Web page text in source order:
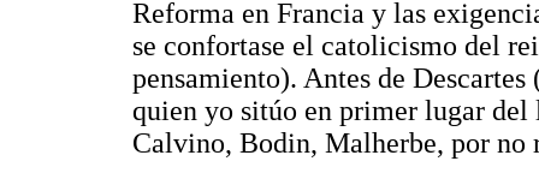
Reforma en Francia y las
se confortase el catolicismo del
pensamiento). Antes de
quien yo sitúo en primer lugar del
Calvino, Bodin, Malherbe, por no